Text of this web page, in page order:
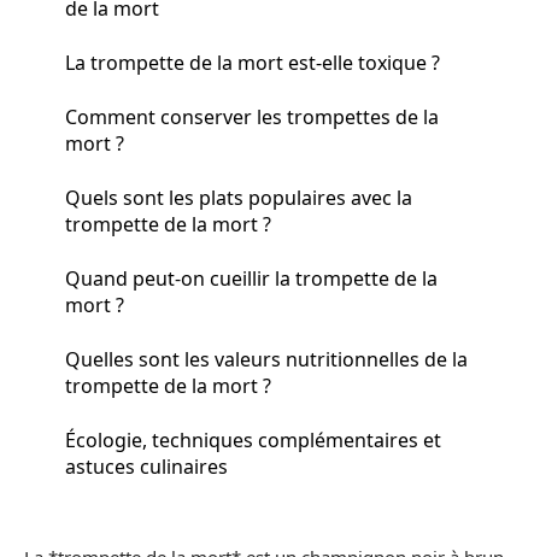
de la mort
La trompette de la mort est-elle toxique ?
Comment conserver les trompettes de la
mort ?
Quels sont les plats populaires avec la
trompette de la mort ?
Quand peut-on cueillir la trompette de la
mort ?
Quelles sont les valeurs nutritionnelles de la
trompette de la mort ?
Écologie, techniques complémentaires et
astuces culinaires